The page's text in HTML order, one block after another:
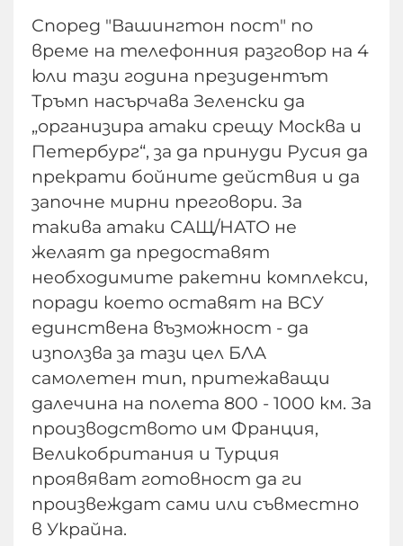
Според "Вашингтон пост" по
време на телефонния разговор на 4
юли тази година президентът
Тръмп насърчава Зеленски да
„организира атаки срещу Москва и
Петербург“, за да принуди Русия да
прекрати бойните действия и да
започне мирни преговори. За
такива атаки САЩ/НАТО не
желаят да предоставят
необходимите ракетни комплекси,
поради което оставят на ВСУ
единствена възможност - да
използва за тази цел БЛА
самолетен тип, притежаващи
далечина на полета 800 - 1000 км. За
производството им Франция,
Великобритания и Турция
проявяват готовност да ги
произвеждат сами или съвместно
в Украйна.